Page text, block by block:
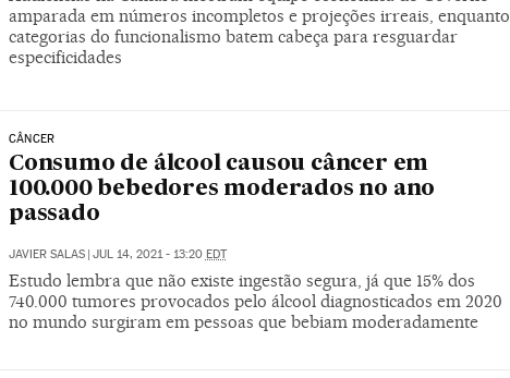
amparada em números incompletos e projeções irreais, enquanto
categorias do funcionalismo batem cabeça para resguardar
especificidades
CÂNCER
Consumo de álcool causou câncer em
100.000 bebedores moderados no ano
passado
JAVIER SALAS | JUL 14, 2021 - 13:20 EDT
Estudo lembra que não existe ingestão segura, já que 15% dos
740.000 tumores provocados pelo álcool diagnosticados em 2020
no mundo surgiram em pessoas que bebiam moderadamente